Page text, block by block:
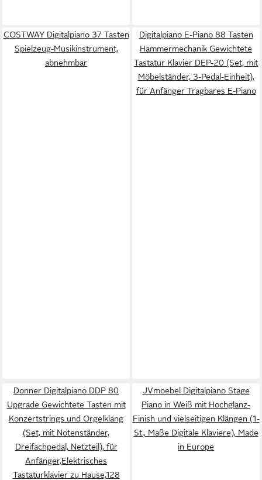
COSTWAY Digitalpiano 37 Tasten
Spielzeug-Musikinstrument,
abnehmbar
Digitalpiano E-Piano 88 Tasten
Hammermechanik Gewichtete
Tastatur Klavier DEP-20 (Set, mit
Möbelständer, 3-Pedal-Einheit),
für Anfänger Tragbares E-Piano
Donner Digitalpiano DDP 80
Upgrade Gewichtete Tasten mit
Konzertstrings und Orgelklang
(Set, mit Notenständer,
Dreifachpedal, Netzteil), für
Anfänger,Elektrisches
Tastaturklavier zu Hause,128
JVmoebel Digitalpiano Stage
Piano in Weiß mit Hochglanz-
Finish und vielseitigen Klängen (1-
St., Maße Digitale Klaviere), Made
in Europe